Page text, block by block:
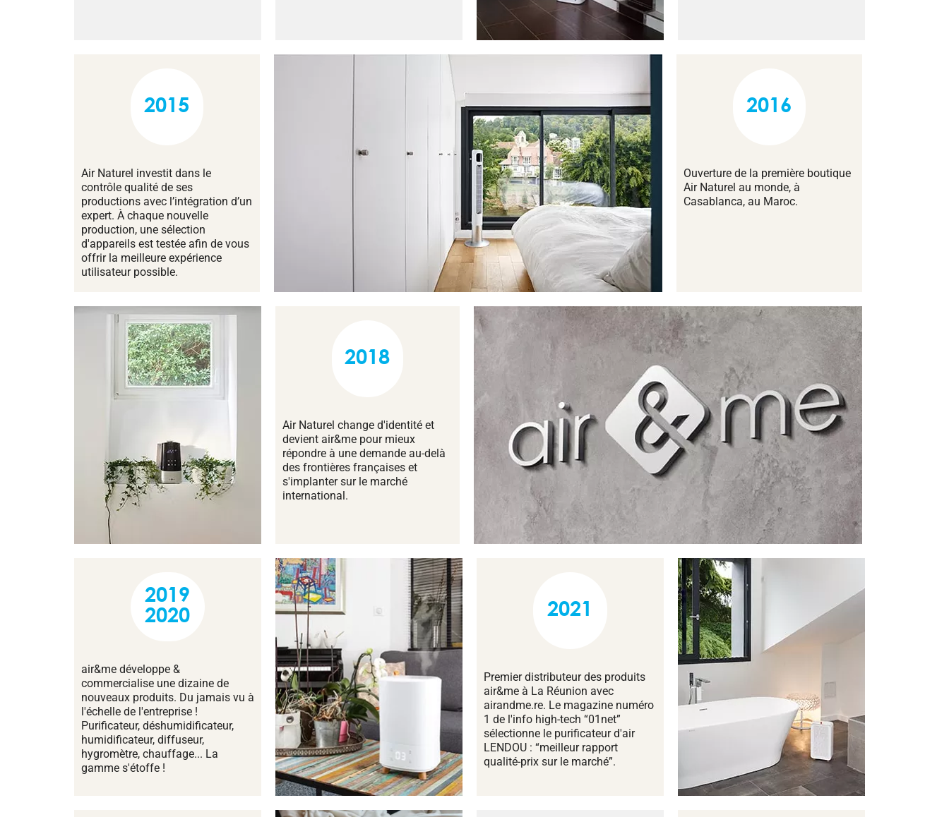
2015
Air Naturel investit dans le
contrôle qualité de ses
productions avec l’intégration d’un
expert. À chaque nouvelle
production, une sélection
d'appareils est testée afin de vous
offrir la meilleure expérience
utilisateur possible.
2016
Ouverture de la première boutique
Air Naturel au monde, à
Casablanca, au Maroc.
2018
Air Naturel change d'identité et
devient air&me pour mieux
répondre à une demande au-delà
des frontières françaises et
s'implanter sur le marché
international.
2019
2020
air&me développe &
commercialise une dizaine de
nouveaux produits. Du jamais vu à
l'échelle de l'entreprise !
Purificateur, déshumidificateur,
humidificateur, diffuseur,
hygromètre, chauffage... La
gamme s'étoffe !
2021
Premier distributeur des produits
air&me à La Réunion avec
airandme.re. Le magazine numéro
1 de l'info high-tech “01net”
sélectionne le purificateur d'air
LENDOU : “meilleur rapport
qualité-prix sur le marché”.